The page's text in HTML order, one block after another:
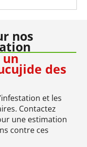
nos
un
des
et les
Contactez
une estimation
contre ces